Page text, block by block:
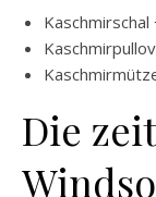
Kaschmirschal
Die